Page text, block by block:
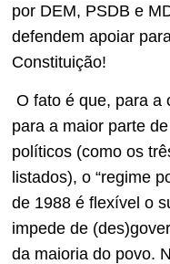
por DEM, PSDB e
defendem apoiar
Constituição!
O fato é que, para a
para a maior parte
políticos (como os
listados), o “regime
de 1988 é flexível o
impede de
da maioria do povo.